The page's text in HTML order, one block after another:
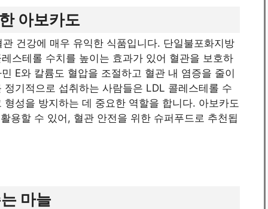
아보카도
건강에 매우 유익한 식품입니다. 단일불포화지방
스테롤 수치를 높이는 효과가 있어 혈관을 보호하
E와 칼륨도 혈압을 조절하고 혈관 내 염증을 줄이
기적으로 섭취하는 사람들은 LDL 콜레스테롤 수
성을 방지하는 데 중요한 역할을 합니다. 아보카도
용할 수 있어, 혈관 안전을 위한 슈퍼푸드로 추천됩
마늘